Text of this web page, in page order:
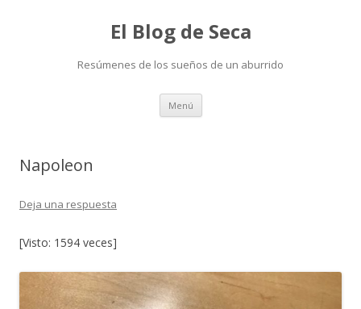
El Blog de Seca
Resúmenes de los sueños de un aburrido
Menú Ir
contenido
Napoleon
Deja una respuesta
[Visto: 1594 veces]